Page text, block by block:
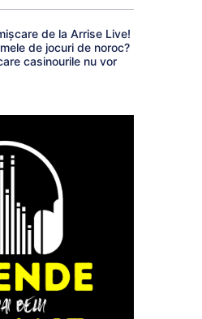
de la Arrise Live!
de jocuri de noroc?
casinourile nu vor